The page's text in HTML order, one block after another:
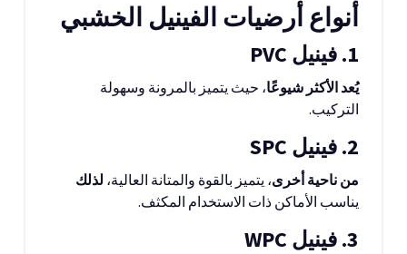
أنواع أرضيات الفينيل الخشبي
1. فينيل PVC
يُعد الأكثر شيوعًا، حيث يتميز بالمرونة وسهولة
التركيب.
2. فينيل SPC
من ناحية أخرى، يتميز بالقوة والمتانة العالية، لذلك
يناسب الأماكن ذات الاستخدام المكثف.
3. فينيل WPC